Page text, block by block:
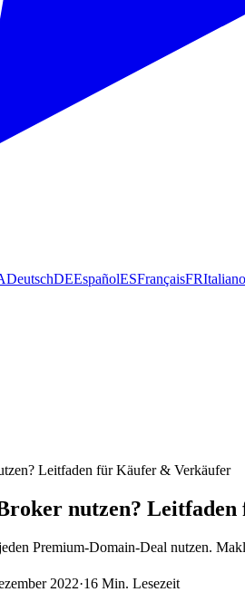
DeutschDEEspañolESFrançaisFRItaliano
Leitfaden für Käufer & Verkäufer
nutzen?
Premium-Domain-Deal nutzen.
2022·16 Min. Lesezeit